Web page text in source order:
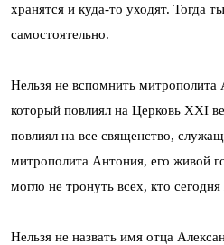
хранятся и куда-то уходят. Тогда
самостоятельно.
Нельзя не вспомнить
который повлиял на Церковь ХХI
повлиял на все священство,
митрополита Антония, его живой
могло не тронуть всех, кто
Нельзя не назвать имя отца